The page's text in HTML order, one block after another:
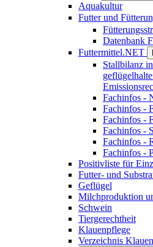
Aquakultur
Futter und
Datenbank
Futtermittel.NET
Stallbilanz
Fachinfos -
Fachinfos -
Fachinfos -
Fachinfos -
Fachinfos -
Fachinfos -
Positivliste für
Futter- und
Geflügel
Milchproduktion
Schwein
Tiergerechtheit
Klauenpflege
Verzeichnis